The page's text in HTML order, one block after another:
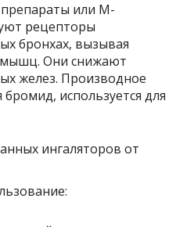
препараты или М-
рецепторы
бронхах, вызывая
мышц. Они снижают
желез. Производное
используется для